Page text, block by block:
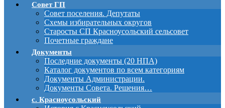
Совет ГП
Совет поселения. Депутаты
Схемы избирательных округов
Старосты СП Красноусольский сельсовет
Почетные граждане
Документы
Последние документы (20 НПА)
Каталог документов по всем категориям
Документы Администрации.
Документы Совета. Решения…
с. Красноусольский